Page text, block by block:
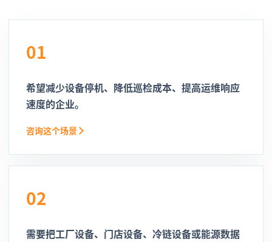
01
希望减少设备停机、降低巡检成本、提高运维响应
速度的企业。
咨询这个场景
02
需要把工厂设备、门店设备、冷链设备或能源数据